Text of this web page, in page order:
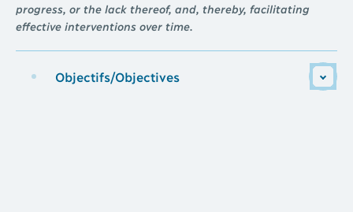
progress, or the lack thereof, and, thereby, facilitating
effective interventions over time.
Objectifs/Objectives